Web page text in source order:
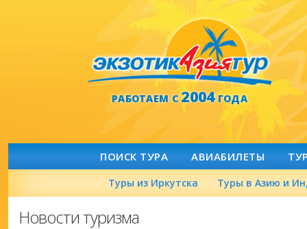
РАБОТАЕМ С2004ГОДА
ПОИСК ТУРА АВИАБИЛЕТЫ
Туры из Иркутска Туры в Азию и
Новости туризма